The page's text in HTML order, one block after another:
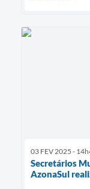
03 FEV 2025 -
Secretários
AzonaSul